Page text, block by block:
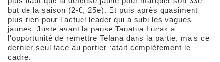
but de la saison (2-0, 25e). Et puis après quasiment
plus rien pour l'actuel leader qui a subi les vagues
jaunes. Juste avant la pause Tauatua Lucas a
l'opportunité de remettre Tefana dans la partie, mais ce
dernier seul face au portier ratait complètement le
cadre.